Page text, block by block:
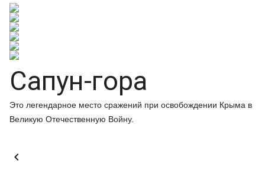
Сапун-гора
Это легендарное место сражений при освобождении Крыма в
Великую Отечественную Войну.
